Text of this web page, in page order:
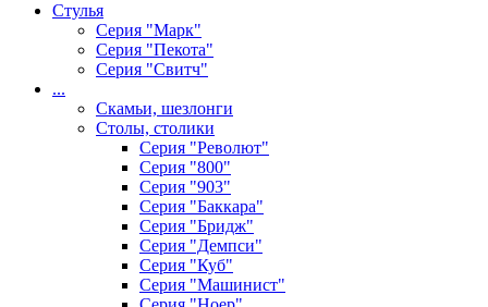
Стулья
Серия "Марк"
Серия "Пекота"
Серия "Свитч"
...
Скамьи, шезлонги
Столы, столики
Серия "Револют"
Серия "800"
Серия "903"
Серия "Баккара"
Серия "Бридж"
Серия "Демпси"
Серия "Куб"
Серия "Машинист"